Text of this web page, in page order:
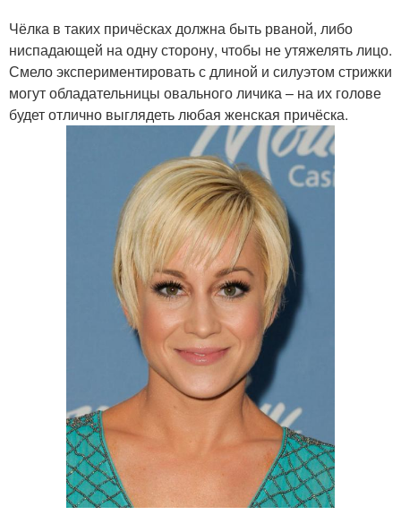
Чёлка в таких причёсках должна быть рваной, либо
ниспадающей на одну сторону, чтобы не утяжелять лицо.
Смело экспериментировать с длиной и силуэтом стрижки
могут обладательницы овального личика – на их голове
будет отлично выглядеть любая женская причёска.